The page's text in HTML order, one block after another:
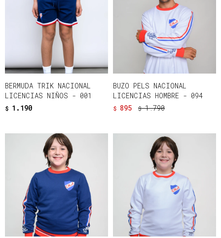
BERMUDA TRIK NACIONAL
LICENCIAS NIÑOS - 001
$ 1.190
BUZO PELS NACIONAL
LICENCIAS HOMBRE - 094
$ 895 $ 1.790